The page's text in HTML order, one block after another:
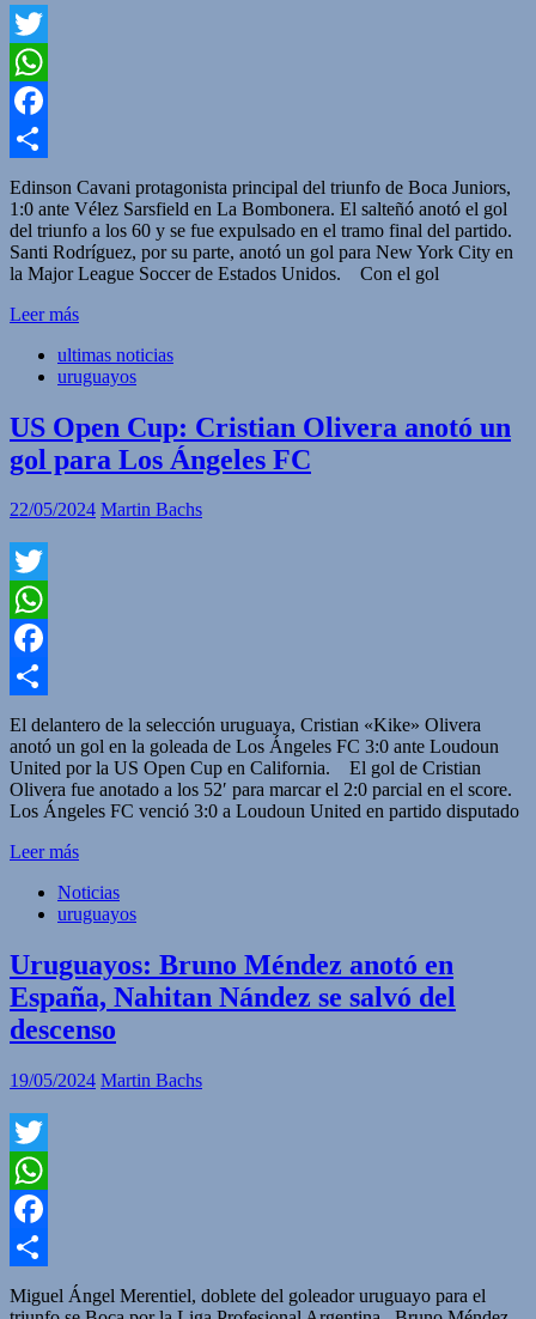
Twitter
WhatsApp
Facebook
Compartir
Edinson Cavani protagonista principal del triunfo de Boca Juniors,
1:0 ante Vélez Sarsfield en La Bombonera. El salteñó anotó el gol
del triunfo a los 60 y se fue expulsado en el tramo final del partido.
Santi Rodríguez, por su parte, anotó un gol para New York City en
la Major League Soccer de Estados Unidos. Con el gol
Leer más
ultimas noticias
uruguayos
US Open Cup: Cristian Olivera anotó un
gol para Los Ángeles FC
22/05/2024 Martin Bachs
Twitter
WhatsApp
Facebook
Compartir
El delantero de la selección uruguaya, Cristian «Kike» Olivera
anotó un gol en la goleada de Los Ángeles FC 3:0 ante Loudoun
United por la US Open Cup en California. El gol de Cristian
Olivera fue anotado a los 52′ para marcar el 2:0 parcial en el score.
Los Ángeles FC venció 3:0 a Loudoun United en partido disputado
Leer más
Noticias
uruguayos
Uruguayos: Bruno Méndez anotó en
España, Nahitan Nández se salvó del
descenso
19/05/2024 Martin Bachs
Twitter
WhatsApp
Facebook
Compartir
Miguel Ángel Merentiel, doblete del goleador uruguayo para el